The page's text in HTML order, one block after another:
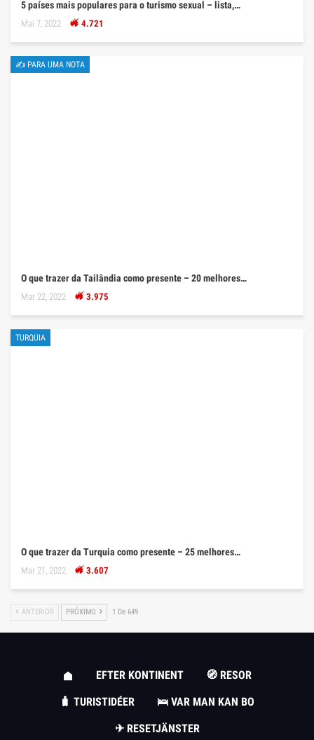
5 países mais populares para o turismo sexual – lista,…
Mai 7, 2022 4.721
✍ PARA UMA NOTA
O que trazer da Tailândia como presente – 20 melhores…
Mar 22, 2022 3.975
TURQUIA
O que trazer da Turquia como presente – 25 melhores…
Mar 21, 2022 3.607
ANTERIOR PRÓXIMO 1 De 649
EFTER KONTINENT
🧭 RESOR
🧳 TURISTIDÉER
🛌 VAR MAN KAN BO
✈ RESETJÄNSTER